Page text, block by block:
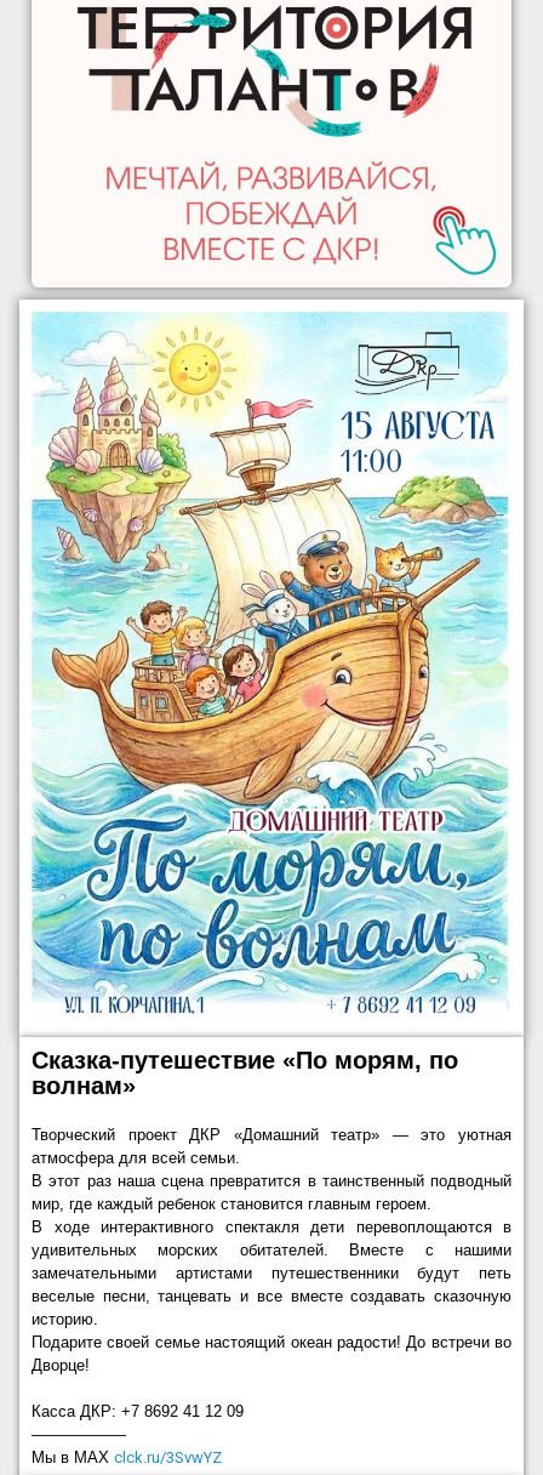
Сказка-путешествие «По морям, по
волнам»
Творческий проект ДКР «Домашний театр» — это уютная
атмосфера для всей семьи.
В этот раз наша сцена превратится в таинственный подводный
мир, где каждый ребенок становится главным героем.
В ходе интерактивного спектакля дети перевоплощаются в
удивительных морских обитателей. Вместе с нашими
замечательными артистами путешественники будут петь
веселые песни, танцевать и все вместе создавать сказочную
историю.
Подарите своей семье настоящий океан радости! До встречи во
Дворце!
Касса ДКР: +7 8692 41 12 09
——————
Мы в МАХ clck.ru/3SvwYZ